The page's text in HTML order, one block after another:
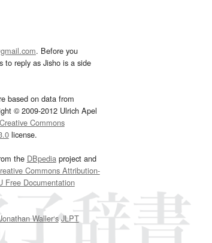
. Before you
to reply as Jisho is a side
based on data from
© 2009-2012 Ulrich Apel
Creative Commons
license.
the DBpediaproject and
Commons Attribution-
Free Documentation
Waller‘s JLPT